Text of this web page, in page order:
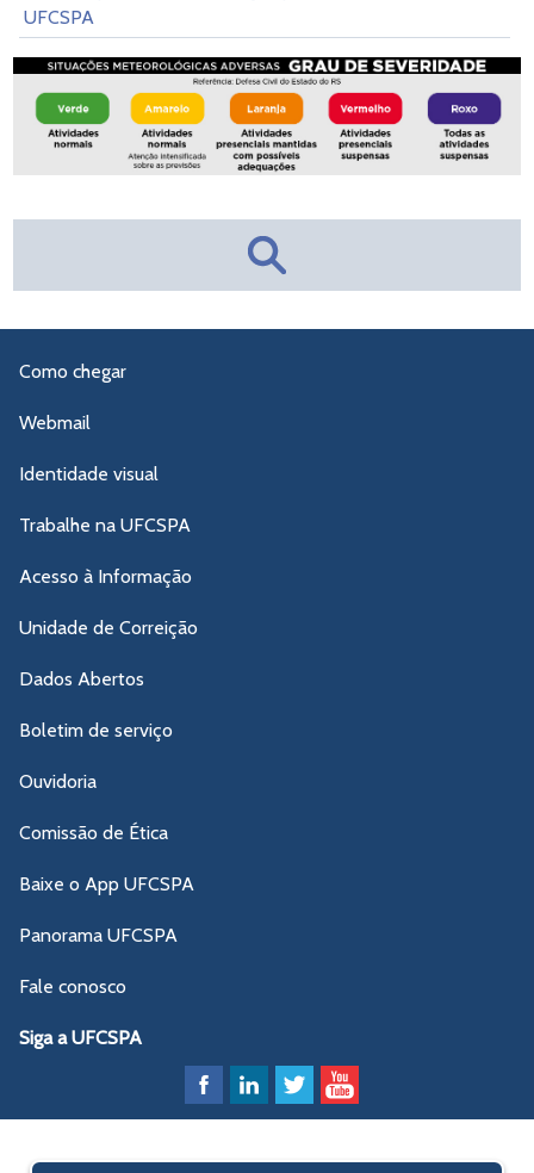
UFCSPA
Como chegar
Webmail
Identidade visual
Trabalhe na UFCSPA
Acesso à Informação
Unidade de Correição
Dados Abertos
Boletim de serviço
Ouvidoria
Comissão de Ética
Baixe o App UFCSPA
Panorama UFCSPA
Fale conosco
Siga a UFCSPA